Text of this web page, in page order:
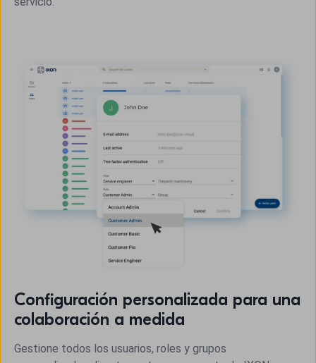
Configuración personalizada para una
colaboración a medida
Gestione todos los usuarios, roles y grupos